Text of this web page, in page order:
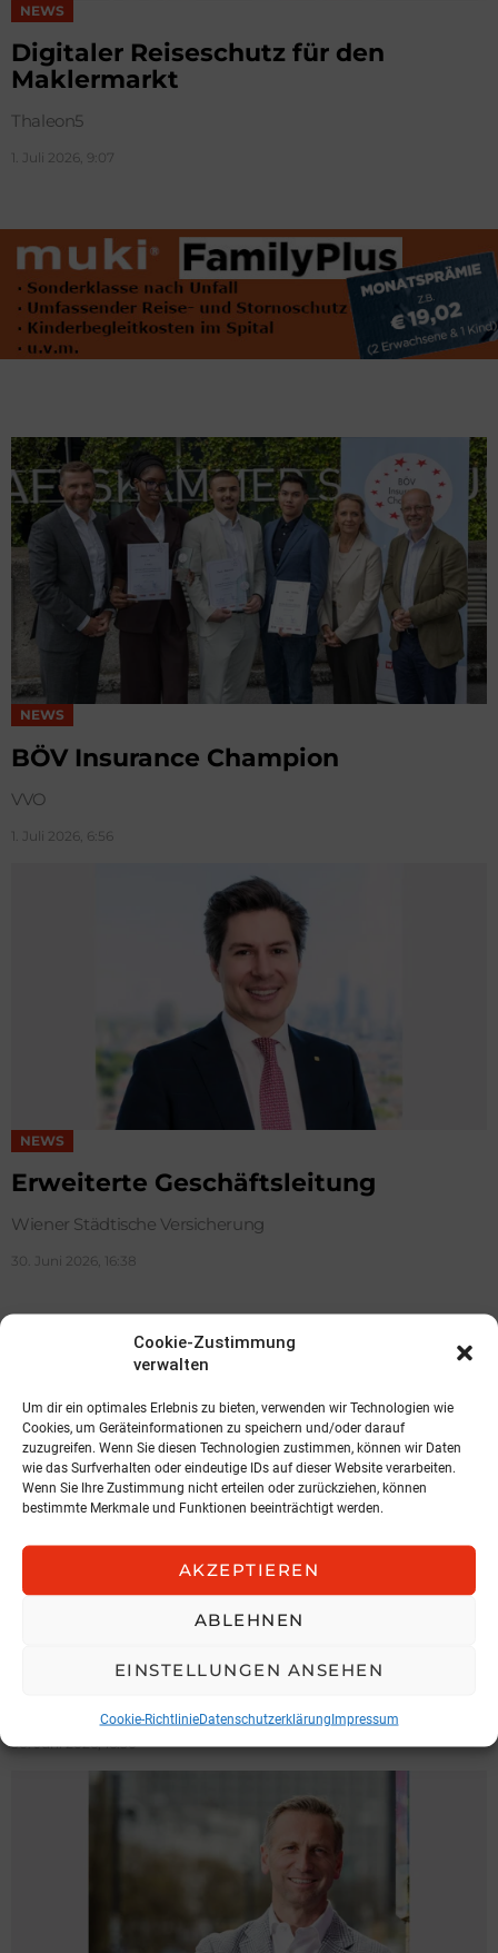
Cookie-Zustimmung
verwalten
Um dir ein optimales Erlebnis zu bieten, verwenden wir Technologien wie
Cookies, um Geräteinformationen zu speichern und/oder darauf
zuzugreifen. Wenn Sie diesen Technologien zustimmen, können wir Daten
wie das Surfverhalten oder eindeutige IDs auf dieser Website verarbeiten.
Wenn Sie Ihre Zustimmung nicht erteilen oder zurückziehen, können
bestimmte Merkmale und Funktionen beeinträchtigt werden.
AKZEPTIEREN
ABLEHNEN
EINSTELLUNGEN ANSEHEN
Cookie-RichtlinieDatenschutzerklärungImpressum
NEWS
Digitaler Reiseschutz für den
Maklermarkt
Thaleon5
1. Juli 2026, 9:07
NEWS
BÖV Insurance Champion
VVO
1. Juli 2026, 6:56
NEWS
Erweiterte Geschäftsleitung
Wiener Städtische Versicherung
30. Juni 2026, 16:38
EU-Rat will PEPP wiederbeleben
30. Juni 2026, 16:30